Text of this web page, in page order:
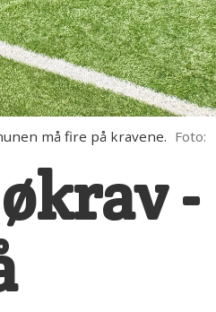
må fire på kravene. Foto:
-